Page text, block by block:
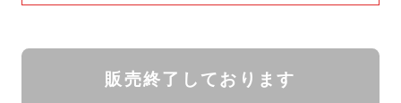
販売終了しております